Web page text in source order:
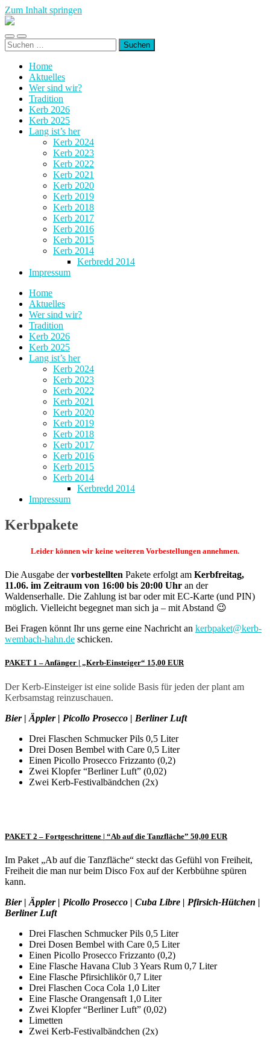
Zum Inhalt springen
Kerb
Hahn
Mobile-
Menü
Suchfeld
ein-/ausblenden
Suchen
nach:
Home
Aktuelles
Wer sind wir?
Tradition
Kerb 2026
Kerb 2025
Lang ist’s her
Kerb 2024
Kerb 2023
Kerb 2022
Kerb 2021
Kerb 2020
Kerb 2019
Kerb 2018
Kerb 2017
Kerb 2016
Kerb 2015
Kerb 2014
Kerbredd 2014
Impressum
Home
Aktuelles
Wer sind wir?
Tradition
Kerb 2026
Kerb 2025
Lang ist’s her
Kerb 2024
Kerb 2023
Kerb 2022
Kerb 2021
Kerb 2020
Kerb 2019
Kerb 2018
Kerb 2017
Kerb 2016
Kerb 2015
Kerb 2014
Kerbredd 2014
Impressum
Kerbpakete
Leider können wir keine weiteren Vorbestellungen annehmen.
Die Ausgabe dervorbestellten Pakete erfolgt am Kerbfreitag,
11.06. im Zeitraum von 16:00 bis 20:00 Uhr an der
Waldenserhalle. Die Zahlung ist bar oder mit EC-Karte (und PIN)
möglich. Vielleicht begegnet man sich ja – mit Abstand 😉
Bei Fragen könnt Ihr uns gerne eine Nachricht an kerbpaket@kerb-
wembach-hahn.de schicken.
PAKET 1 – Anfänger | „Kerb-Einsteiger“ 15,00 EUR
Der Kerb-Einsteiger ist eine solide Basis für jeden der plant am
Kerbsamstag reinzuschauen.
Bier | Äppler | Picollo Prosecco | Berliner Luft
Drei Flaschen Schmucker Pils 0,5 Liter
Drei Dosen Bembel with Care 0,5 Liter
Einen Picollo Prosecco Frizzanto (0,2)
Zwei Klopfer “Berliner Luft” (0,02)
Zwei Kerb-Festivalbändchen (2x)
PAKET 2 – Fortgeschrittene | “Ab auf die Tanzfläche” 50,00 EUR
Im Paket „Ab auf die Tanzfläche“ steckt das Gefühl von Freiheit,
Freiheit die man nur beim Disco Fox auf der Kerbbühne spüren
kann.
Bier | Äppler | Picollo Prosecco | Cuba Libre | Pfirsich-Hütchen |
Berliner Luft
Drei Flaschen Schmucker Pils 0,5 Liter
Drei Dosen Bembel with Care 0,5 Liter
Einen Picollo Prosecco Frizzanto (0,2)
Eine Flasche Havana Club 3 Years Rum 0,7 Liter
Eine Flasche Pfirsichlikör 0,7 Liter
Drei Flaschen Coca Cola 1,0 Liter
Eine Flasche Orangensaft 1,0 Liter
Zwei Klopfer “Berliner Luft” (0,02)
Limetten
Zwei Kerb-Festivalbändchen (2x)